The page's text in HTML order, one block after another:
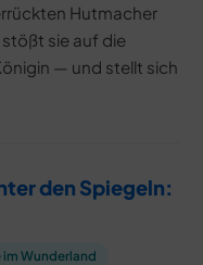
Hutmacher
stößt sie auf die
— und stellt sich
den Spiegeln:
im Wunderland